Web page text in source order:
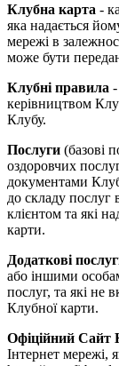
Клубна карта -
яка надається
мережі в
може бути
Клубні правила
керівництвом
Клубу.
Послуги (базові
оздоровчих
документами
до складу послуг
клієнтом та які
карти.
Додаткові
або іншими
послуг, та які не
Клубної карти.
Офіційний Сайт
Інтернет мережі,